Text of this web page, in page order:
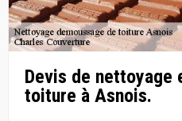
Devis de nettoyage
toiture à Asnois.